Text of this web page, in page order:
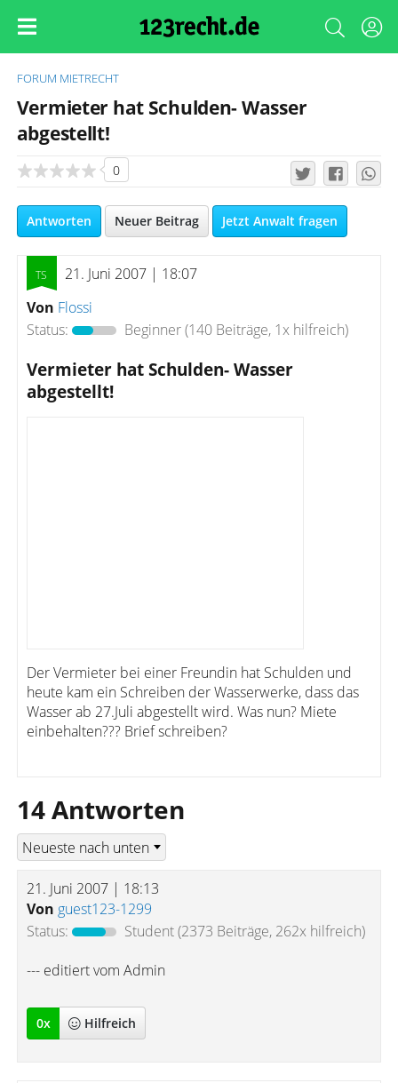
FORUM MIETRECHT
Vermieter hat Schulden- Wasser
abgestellt!
0
Antworten Neuer Beitrag Jetzt Anwalt fragen
21. Juni 2007 | 18:07
Von Flossi
Status:
Beginner(140 Beiträge, 1x hilfreich)
Vermieter hat Schulden- Wasser
abgestellt!
Der Vermieter bei einer Freundin hat Schulden und
heute kam ein Schreiben der Wasserwerke, dass das
Wasser ab 27.Juli abgestellt wird. Was nun? Miete
einbehalten??? Brief schreiben?
14 Antworten
21. Juni 2007 | 18:13
Von guest123-1299
Status:
Student(2373 Beiträge, 262x hilfreich)
--- editiert vom Admin
0x Hilfreich